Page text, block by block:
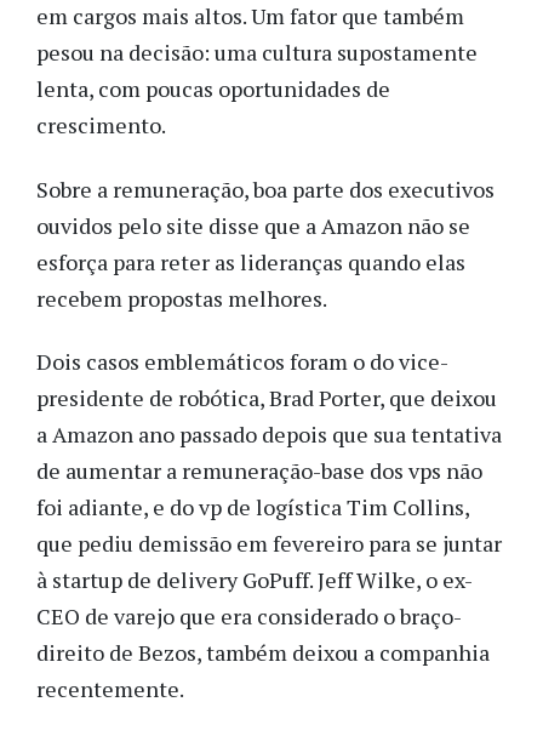
em cargos mais altos. Um fator que também
pesou na decisão: uma cultura supostamente
lenta, com poucas oportunidades de
crescimento.
Sobre a remuneração, boa parte dos executivos
ouvidos pelo site disse que a Amazon não se
esforça para reter as lideranças quando elas
recebem propostas melhores.
Dois casos emblemáticos foram o do vice-
presidente de robótica, Brad Porter, que deixou
a Amazon ano passado depois que sua tentativa
de aumentar a remuneração-base dos vps não
foi adiante, e do vp de logística Tim Collins,
que pediu demissão em fevereiro para se juntar
à startup de delivery GoPuff. Jeff Wilke, o ex-
CEO de varejo que era considerado o braço-
direito de Bezos, também deixou a companhia
recentemente.